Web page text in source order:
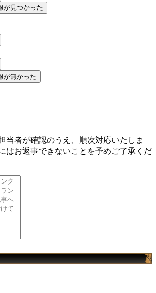
が見つかった
が無かった
当者が確認のうえ、順次対応いたしま
はお返事できないことを予めご了承くだ